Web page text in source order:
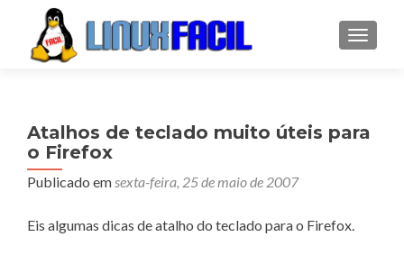
Atalhos de teclado muito úteis para
o Firefox
Publicado emsexta-feira, 25 de maio de 2007
Eis algumas dicas de atalho do teclado para o Firefox.